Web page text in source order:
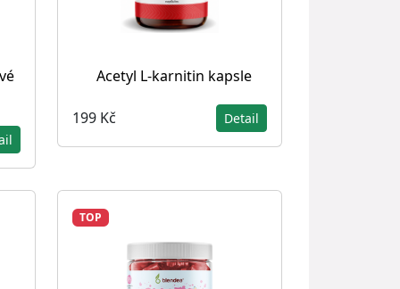
Acetyl L-karnitin kapsle
199 Kč Detail
TOP